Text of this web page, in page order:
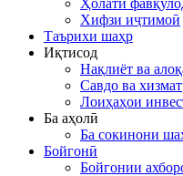
Ҳолати
Хифзи иҷтимоӣ
Таърихи шаҳр
Иқтисод
Нақлиёт ва
Савдо ва
Лоиҳаҳои
Ба аҳолӣ
Ба сокинони
Бойгонӣ
Бойгонии